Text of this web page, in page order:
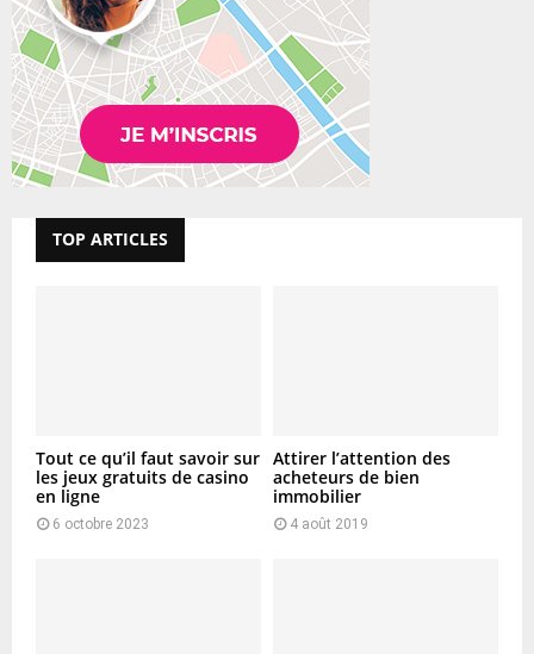
TOP ARTICLES
Tout ce qu’il faut savoir sur
les jeux gratuits de casino
en ligne
6 octobre 2023
Attirer l’attention des
acheteurs de bien
immobilier
4 août 2019